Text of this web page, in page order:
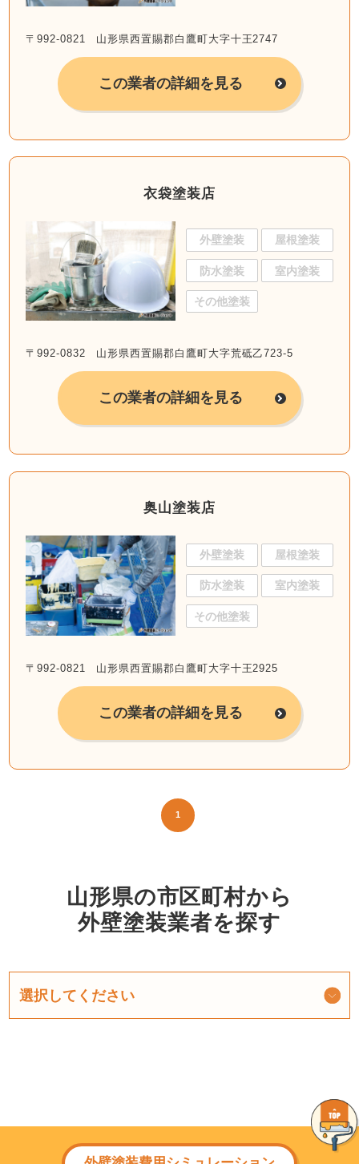
〒992-0821 山形県西置賜郡白鷹町大字十王2747
この業者の詳細を見る
衣袋塗装店
外壁塗装 屋根塗装
防水塗装 室内塗装
その他塗装
〒992-0832 山形県西置賜郡白鷹町大字荒砥乙723-5
この業者の詳細を見る
奥山塗装店
外壁塗装 屋根塗装
防水塗装 室内塗装
その他塗装
〒992-0821 山形県西置賜郡白鷹町大字十王2925
この業者の詳細を見る
1
山形県の市区町村から
外壁塗装業者を探す